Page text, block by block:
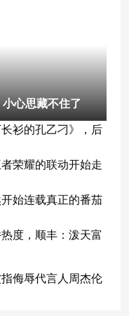
心思藏不住了
衫的孔乙刁》，后
荣耀的联动开始走
始连载真正的番茄
度，顺丰：泼天富
侮辱代言人周杰伦